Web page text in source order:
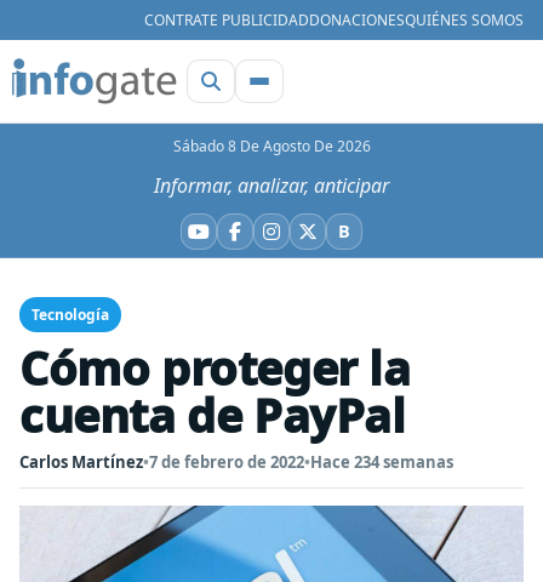
CONTRATE PUBLICIDADDONACIONESQUIÉNES SOMOS
Sábado 8 De Agosto De 2026
Informar, analizar, anticipar
YouTube
Facebook
Instagram
X BBluesky
Tecnología
Cómo proteger la
cuenta de PayPal
Carlos Martínez•7 de febrero de 2022•Hace 234 semanas